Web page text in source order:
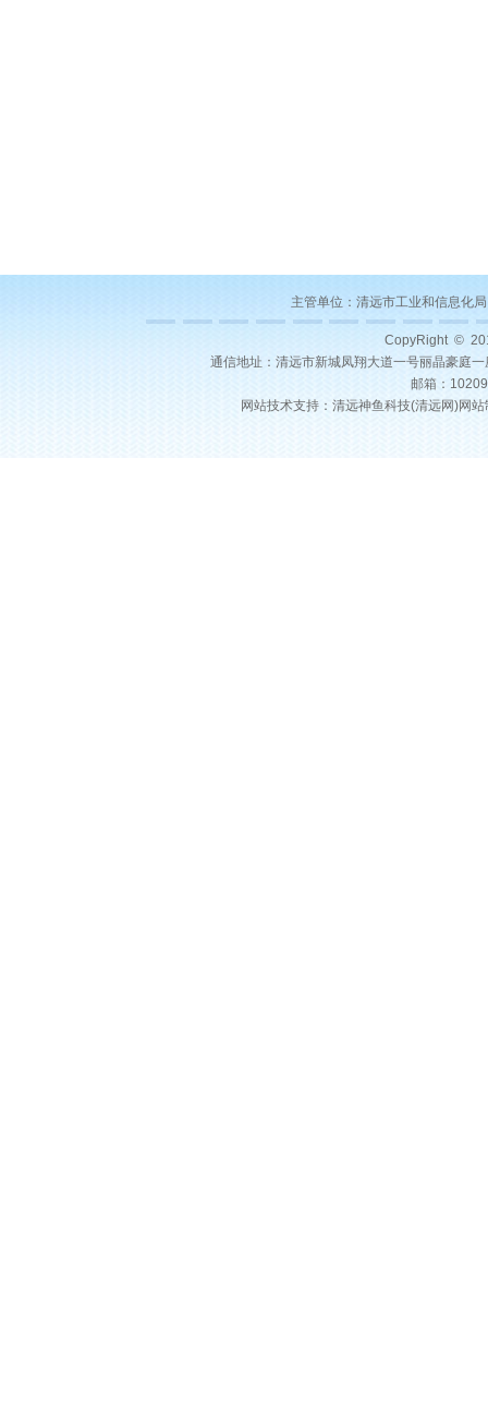
主管单位： 清远市工业和信息化局
CopyRight ©
通信地址：清远市新城凤翔大道一号丽晶豪庭
邮箱：
网站技术支持： 清远神鱼科技(清远网)网